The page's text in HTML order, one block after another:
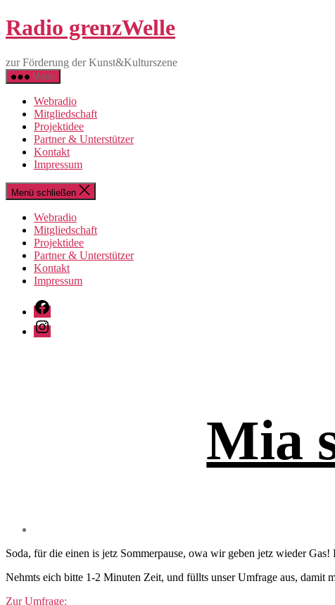
Direkt
zum
wechseln
Radio grenzWelle
zur Förderung der Kunst&Kulturszene
Menü
Webradio
Mitgliedschaft
Projektidee
Partner & Unterstützer
Kontakt
Impressum
Menü schließen
Webradio
Mitgliedschaft
Projektidee
Partner & Unterstützer
Kontakt
Impressum
Facebook
Instagram
Mia
Soda, für die einen is jetz Sommerpause, owa wir geben jetz wieder
Nehmts eich bitte 1-2 Minuten Zeit, und füllts unser Umfrage aus, damit
Zur Umfrage: